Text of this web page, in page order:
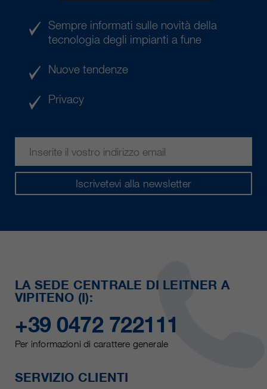
Iscrivetevi alla newsletter
Sempre informati sulle novità della
tecnologia degli impianti a fune
Nuove tendenze
Privacy
LA SEDE CENTRALE DI LEITNER A
VIPITENO (I):
+39 0472 722111
Per informazioni di carattere generale
SERVIZIO CLIENTI